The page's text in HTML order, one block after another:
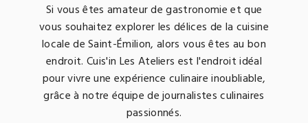
Si vous êtes amateur de gastronomie et que
vous souhaitez explorer les délices de la cuisine
locale de Saint-Émilion, alors vous êtes au bon
endroit. Cuis'in Les Ateliers est l'endroit idéal
pour vivre une expérience culinaire inoubliable,
grâce à notre équipe de journalistes culinaires
passionnés.